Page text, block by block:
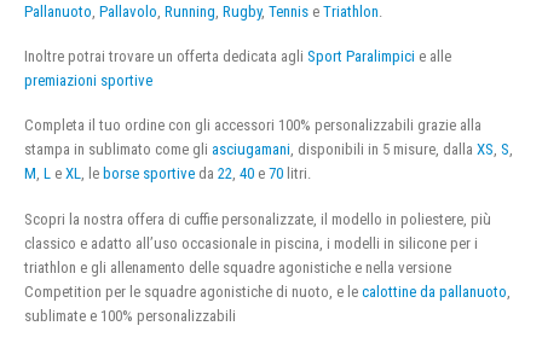
Pallanuoto Pallavolo Running Rugby, Tennis e Triathlon
Inoltre potrai trovare un offerta dedicata agli Sport Paralimpici e alle
premiazioni sportive
Completa il tuo ordine con gli accessori 100% personalizzabili grazie alla
stampa in sublimato come gli asciugamani, disponibili in 5 misure, dalla XS, S,
M, L e XL, le borse sportive da 22, 40 e 70 litri.
Scopri la nostra offera di cuffie personalizzate, il modello in poliestere, più
classico e adatto all’uso occasionale in piscina, i modelli in silicone per i
triathlon e gli allenamento delle squadre agonistiche e nella versione
Competition per le squadre agonistiche di nuoto, e le calottine da pallanuoto
sublimate e 100% personalizzabili